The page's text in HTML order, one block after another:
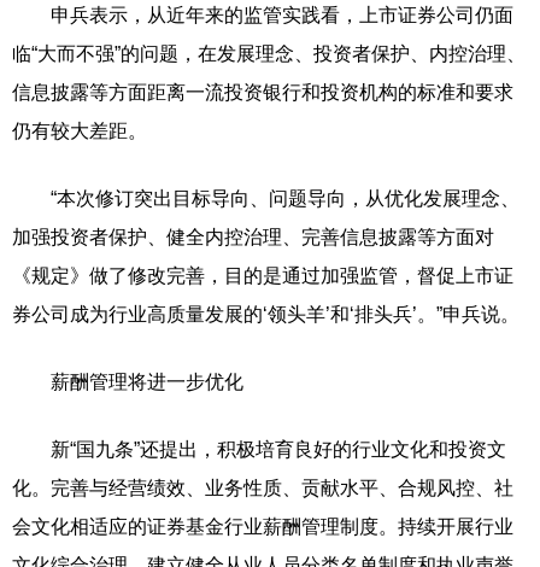
申兵表示，从近年来的监管实践看，上市证券公司仍面
临“大而不强”的问题，在发展理念、投资者保护、内控治理、
信息披露等方面距离一流投资银行和投资机构的标准和要求
仍有较大差距。
“本次修订突出目标导向、问题导向，从优化发展理念、
加强投资者保护、健全内控治理、完善信息披露等方面对
《规定》做了修改完善，目的是通过加强监管，督促上市证
券公司成为行业高质量发展的‘领头羊’和‘排头兵’。”申兵说。
薪酬管理将进一步优化
新“国九条”还提出，积极培育良好的行业文化和投资文
化。完善与经营绩效、业务性质、贡献水平、合规风控、社
会文化相适应的证券基金行业薪酬管理制度。持续开展行业